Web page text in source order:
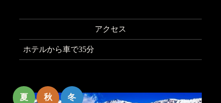
アクセス
ホテルから車で35分
夏 秋 冬